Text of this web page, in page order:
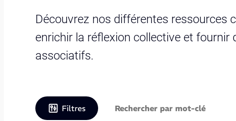
Découvrez nos différentes ressources
enrichir la réflexion collective et
associatifs.
Filtres